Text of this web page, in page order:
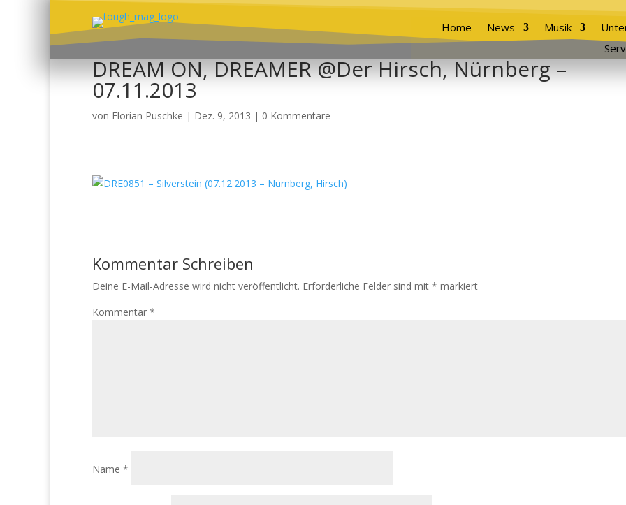
Home News Musik
DREAM ON, DREAMER @Der Hirsch, Nürnberg –
07.11.2013
von Florian Puschke | Dez. 9, 2013 | 0 Kommentare
Kommentar Schreiben
Deine E-Mail-Adresse wird nicht veröffentlicht. Erforderliche Felder sind mit * markiert
Kommentar *
Name *